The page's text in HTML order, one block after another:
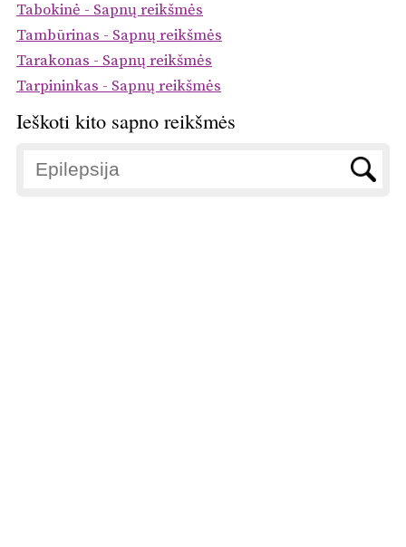
Tabokinė - Sapnų reikšmės
Tambūrinas - Sapnų reikšmės
Tarakonas - Sapnų reikšmės
Tarpininkas - Sapnų reikšmės
Ieškoti kito sapno reikšmės